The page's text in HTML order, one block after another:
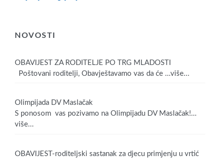
NOVOSTI
OBAVIJEST ZA RODITELJE PO TRG MLADOSTI
Poštovani roditelji, Obavještavamo vas da će …više...
Olimpijada DV Maslačak
S ponosom vas pozivamo na Olimpijadu DV Maslačak!…
više...
OBAVIJEST-roditeljski sastanak za djecu primjenju u vrtić